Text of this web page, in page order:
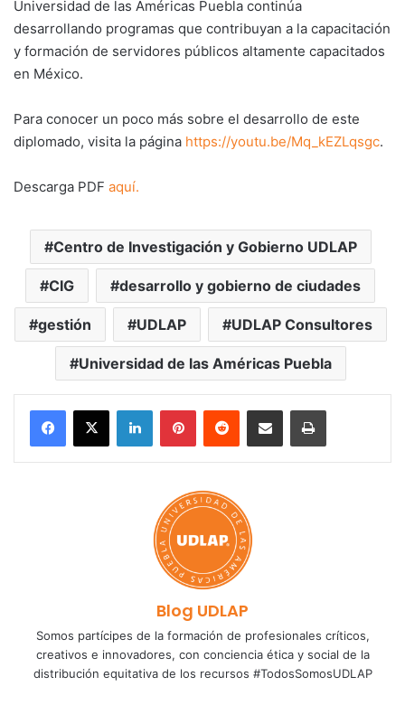
Universidad de las Américas Puebla continúa
desarrollando programas que contribuyan a la capacitación
y formación de servidores públicos altamente capacitados
en México.
Para conocer un poco más sobre el desarrollo de este
diplomado, visita la página https://youtu.be/Mq_kEZLqsgc.
Descarga PDF aquí.
Centro de Investigación y Gobierno UDLAP
CIG desarrollo y gobierno de ciudades
gestión UDLAP UDLAP Consultores
Universidad de las Américas Puebla
LinkedInPinterestReddit Share via Email Print
Blog UDLAP
Somos partícipes de la formación de profesionales críticos,
creativos e innovadores, con conciencia ética y social de la
distribución equitativa de los recursos #TodosSomosUDLAP